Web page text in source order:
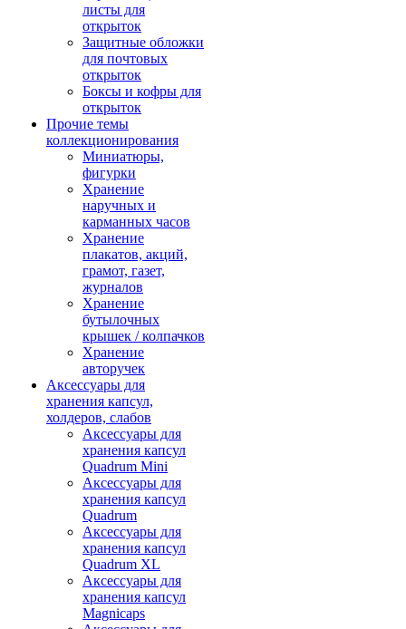
листы для
открыток
Защитные обложки
для почтовых
открыток
Боксы и кофры для
открыток
Прочие темы
коллекционирования
Миниатюры,
фигурки
Хранение
наручных и
карманных часов
Хранение
плакатов, акций,
грамот, газет,
журналов
Хранение
бутылочных
крышек / колпачков
Хранение
авторучек
Аксессуары для
хранения капсул,
холдеров, слабов
Аксессуары для
хранения капсул
Quadrum Mini
Аксессуары для
хранения капсул
Quadrum
Аксессуары для
хранения капсул
Quadrum XL
Аксессуары для
хранения капсул
Magnicaps